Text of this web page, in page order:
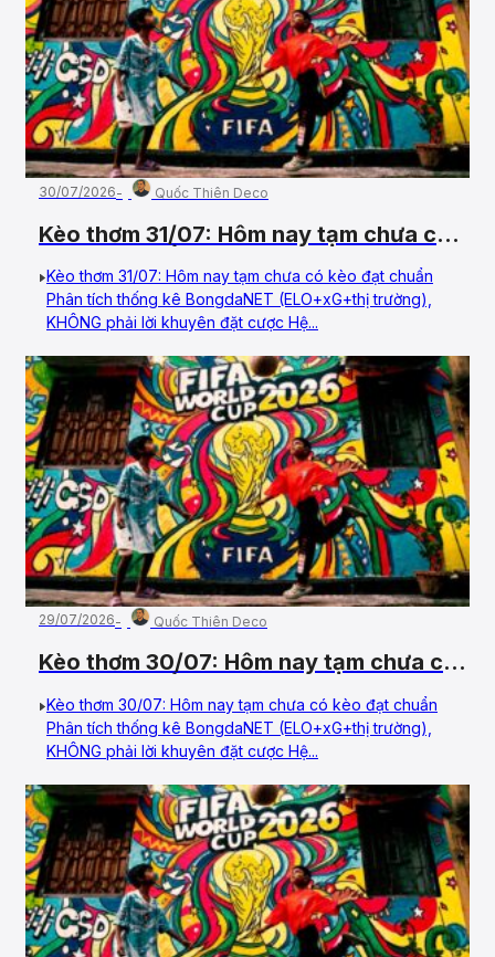
30/07/2026 Quốc Thiên Deco
Kèo thơm 31/07: Hôm nay tạm chưa có
Kèo thơm 31/07: Hôm nay tạm chưa có kèo đạt chuẩn
Phân tích thống kê BongdaNET (ELO+xG+thị trường),
KHÔNG phải lời khuyên đặt cược Hệ...
29/07/2026 Quốc Thiên Deco
Kèo thơm 30/07: Hôm nay tạm chưa có
Kèo thơm 30/07: Hôm nay tạm chưa có kèo đạt chuẩn
Phân tích thống kê BongdaNET (ELO+xG+thị trường),
KHÔNG phải lời khuyên đặt cược Hệ...